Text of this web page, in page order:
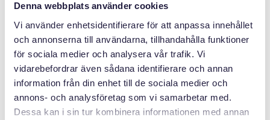
Denna webbplats använder cookies
Vi använder enhetsidentifierare för att anpassa innehållet
och annonserna till användarna, tillhandahålla funktioner
för sociala medier och analysera vår trafik. Vi
vidarebefordrar även sådana identifierare och annan
information från din enhet till de sociala medier och
annons- och analysföretag som vi samarbetar med.
Dessa kan i sin tur kombinera informationen med annan
genom barnen, med kreativitet och språk som viktiga verktyg,
vill vi bidra till att stärka samhörighet, trivsel och trygghet.”
Elin Sundqvist, trygghetsstrateg Familjebostäder håller med.
”Tillsammans med Svenska med Baby möjliggör vi för samtal
och umgänge mellan barn och föräldrar med olika bakgrund.
Samhörighet grannar emellan är en bra grund för tryggare
bostadsområden.”